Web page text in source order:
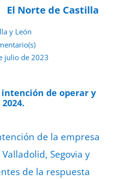
El Norte de Castilla
y León
julio de 2023
de operar y
de la empresa
Segovia y
de la respuesta